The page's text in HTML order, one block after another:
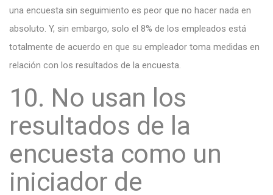
una encuesta sin seguimiento es peor que no hacer nada en
absoluto. Y, sin embargo, solo el 8% de los empleados está
totalmente de acuerdo en que su empleador toma medidas en
relación con los resultados de la encuesta.
10. No usan los
resultados de la
encuesta como un
iniciador de